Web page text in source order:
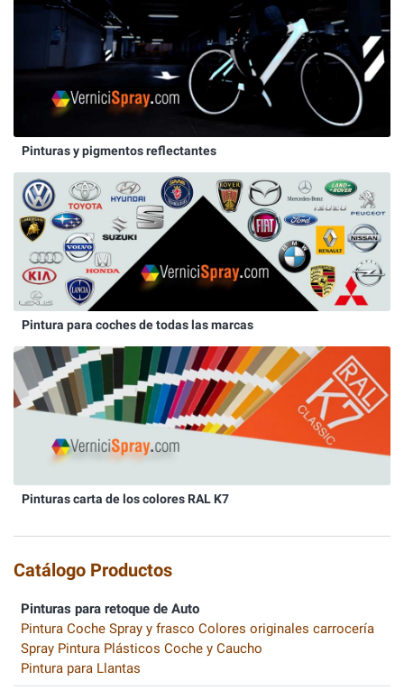
Pinturas y pigmentos reflectantes
Pintura para coches de todas las marcas
Pinturas carta de los colores RAL K7
Catálogo Productos
Pinturas para retoque de Auto
Pintura Coche Spray y frasco Colores originales carrocería
Spray Pintura Plásticos Coche y Caucho
Pintura para Llantas